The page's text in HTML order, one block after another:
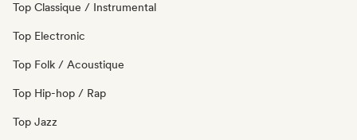
Top Classique / Instrumental
Top Electronic
Top Folk / Acoustique
Top Hip-hop / Rap
Top Jazz